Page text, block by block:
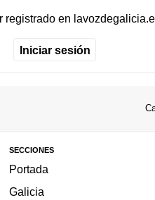
registradoen
Iniciar sesión
SECCIONES
Portada
Galicia